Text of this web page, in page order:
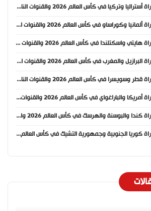
موعد مباراة أستراليا وتركيا في كأس العالم 2026 والقنوات الناقلة
موعد مباراة ألمانيا وكوراساو في كأس العالم 2026 والقنوات الناقلة
موعد مباراة هايتي واسكتلندا في كأس العالم 2026 والقنوات الناقلة
موعد مباراة البرازيل والمغرب في كأس العالم 2026 والقنوات الناقلة
موعد مباراة قطر وسويسرا في كأس العالم 2026 والقنوات الناقلة
موعد مباراة أمريكا والباراغواي في كأس العالم 2026 والقنوات الناقلة
موعد مباراة كندا والبوسنة والهرسك في كأس العالم 2026 والقنوات الناقلة
موعد مباراة كوريا الجنوبية وجمهورية التشيك في كأس العالم 2026 والقنوات الناقلة